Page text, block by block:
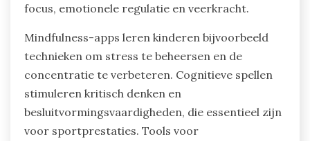
focus, emotionele regulatie en veerkracht.
Mindfulness-apps leren kinderen bijvoorbeeld
technieken om stress te beheersen en de
concentratie te verbeteren. Cognitieve spellen
stimuleren kritisch denken en
besluitvormingsvaardigheden, die essentieel zijn
voor sportprestaties. Tools voor